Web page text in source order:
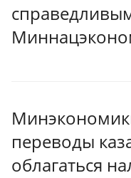
переводы
облагаться